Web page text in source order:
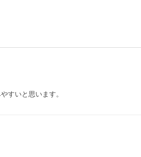
すいと思います。